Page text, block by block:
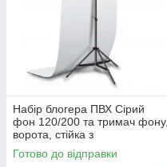
Набір блогера ПВХ Сірий
фон 120/200 та тримач фону,
ворота, стійка з
перекладиною 2.2х1,5м
Готово до відправки